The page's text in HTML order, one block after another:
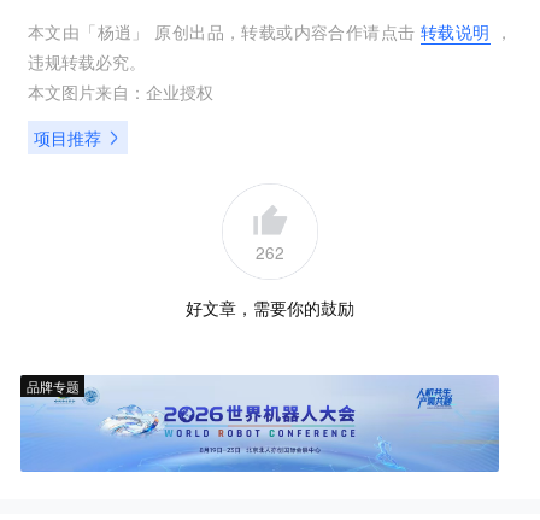
本文由「杨逍 」 原创出品，转载或内容合作请点击 转载说明 ，
违规转载必究。
本文图片来自： 企业授权
项目推荐
262
好文章，需要你的鼓励
品牌专题